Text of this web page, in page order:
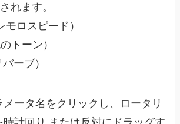
れます。
モロスピード）
トーン）
ーブ）
ータ名をクリックし、ロータリ